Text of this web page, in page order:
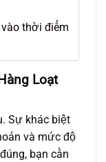
thời điểm
Loạt
Sự khác biệt
và mức độ
bạn cần